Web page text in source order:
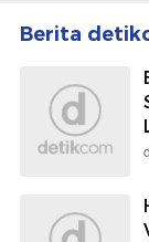
Berita